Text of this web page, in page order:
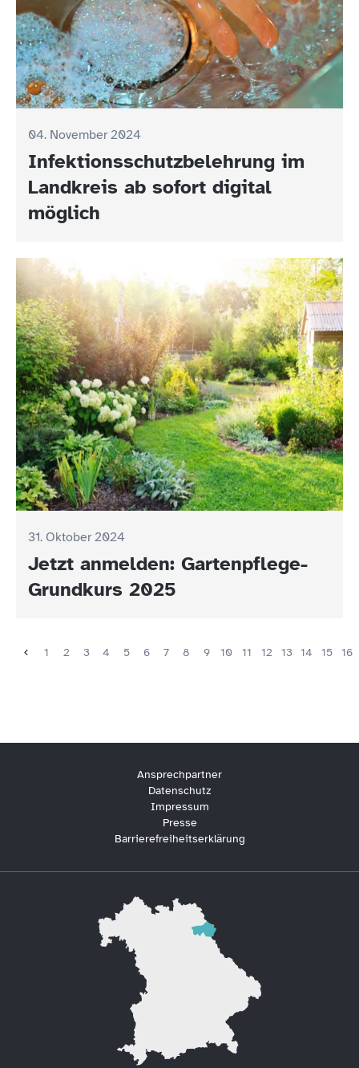
04. November 2024
Infektionsschutzbelehrung im
Landkreis ab sofort digital
möglich
31. Oktober 2024
Jetzt anmelden: Gartenpflege-
Grundkurs 2025
1 2 3 4 5 6 7 8 9 10 11 12 13 14 15 16
Ansprechpartner
Datenschutz
Impressum
Presse
Barrierefreiheitserklärung